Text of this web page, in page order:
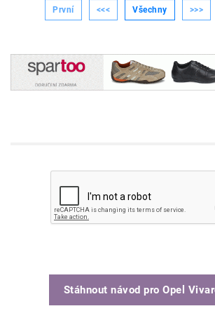
První <<< Všechny >>>
Stáhnout návod proOpel